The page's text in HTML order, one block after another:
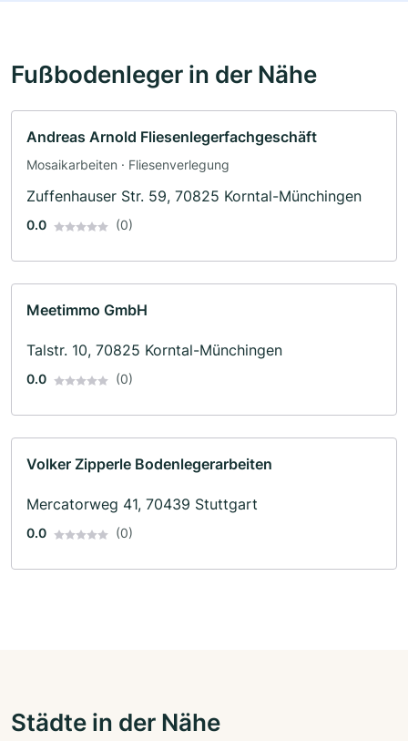
Fußbodenleger in der Nähe
Andreas Arnold Fliesenlegerfachgeschäft
Mosaikarbeiten · Fliesenverlegung
Zuffenhauser Str. 59, 70825 Korntal-Münchingen
0.0 (0)
Meetimmo GmbH
Talstr. 10, 70825 Korntal-Münchingen
0.0 (0)
Volker Zipperle Bodenlegerarbeiten
Mercatorweg 41, 70439 Stuttgart
0.0 (0)
Städte in der Nähe